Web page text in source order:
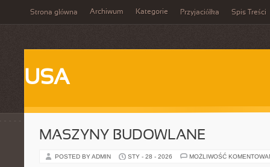
Strona główna Archiwum Kategorie Przyjaciółka Spis Treści
USA
MASZYNY BUDOWLANE
POSTED BY ADMIN STY - 28 - 2026 MOŻLIWOŚĆ